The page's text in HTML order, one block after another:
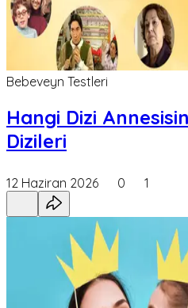
Bebeveyn Testleri
Hangi Dizi
Dizileri
12 Haziran 2026 0 1